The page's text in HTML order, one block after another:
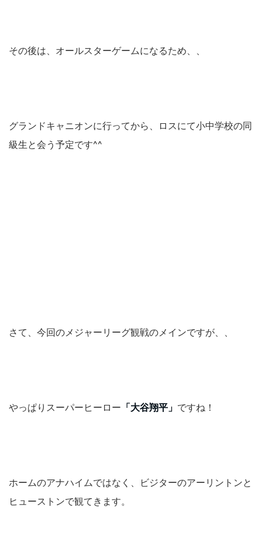
その後は、オールスターゲームになるため、、
グランドキャニオンに行ってから、ロスにて小中学校の同
級生と会う予定です^^
さて、今回のメジャーリーグ観戦のメインですが、、
やっぱりスーパーヒーロー 「大谷翔平」 ですね！
ホームのアナハイムではなく、ビジターのアーリントンと
ヒューストンで観てきます。